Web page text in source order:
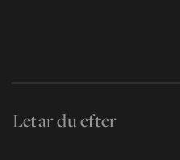
Letar du efter